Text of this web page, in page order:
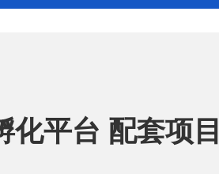
化平台 配套项